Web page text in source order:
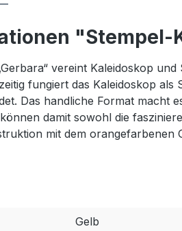
vereint Kaleidoskop
fungiert das Kaleidoskop
Das handliche Format macht
damit sowohl die
mit dem
Gelb